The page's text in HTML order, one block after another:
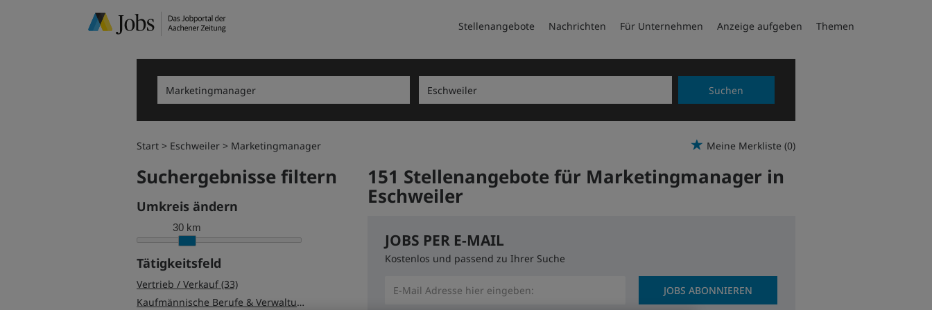
Stellenangebote Nachrichten Für Unternehmen Anzeige aufgeben Themen
Suchen
Start Eschweiler Marketingmanager Meine Merkliste (0)
Suchergebnisse filtern
Umkreis ändern
30 km
Tätigkeitsfeld
Vertrieb / Verkauf (33)
Kaufmännische Berufe & Verwaltung (31)
151 Stellenangebote für Marketingmanager in
Eschweiler
JOBS PER E-MAIL
Kostenlos und passend zu Ihrer Suche
JOBS ABONNIEREN